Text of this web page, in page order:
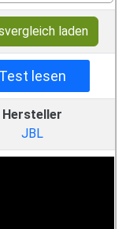
laden
Test lesen
Hersteller
JBL